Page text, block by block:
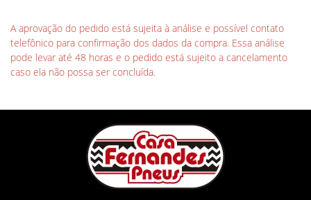
A aprovação do pedido está sujeita à análise e possível contato
telefônico para confirmação dos dados da compra. Essa análise
pode levar até 48 horas e o pedido está sujeito a cancelamento
caso ela não possa ser concluída.